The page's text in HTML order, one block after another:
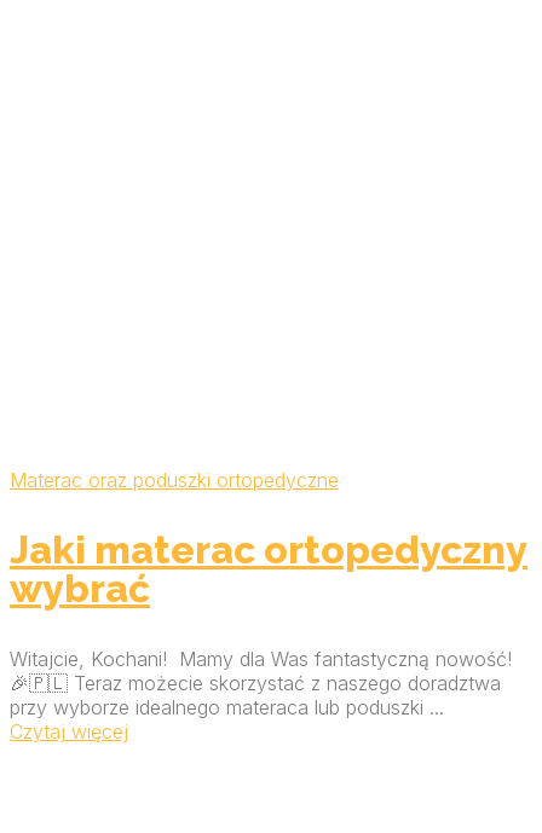
Materac oraz poduszki ortopedyczne
Jaki materac ortopedyczny
wybrać
Witajcie, Kochani! Mamy dla Was fantastyczną nowość!
🎉🇵🇱 Teraz możecie skorzystać z naszego doradztwa
przy wyborze idealnego materaca lub poduszki ...
Czytaj więcej